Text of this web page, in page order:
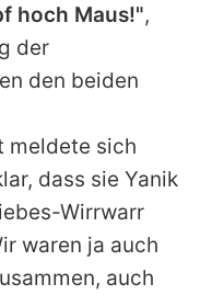
hoch Maus!",
der
den beiden
meldete sich
dass sie Yanik
Wirrwarr
waren ja auch
auch